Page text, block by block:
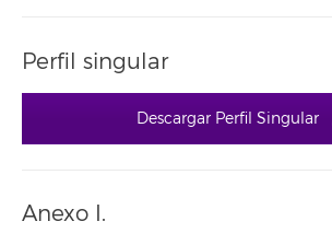
Perfil singular
Descargar Perfil Singular
Anexo I.